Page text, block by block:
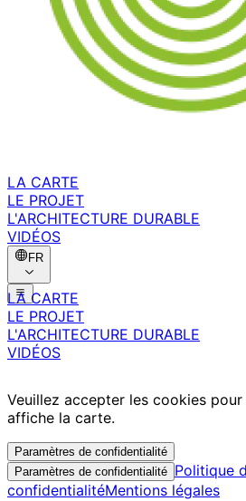
LA CARTE
LE PROJET
L'ARCHITECTURE DURABLE
VIDÉOS
FR
LA CARTE
LE PROJET
L'ARCHITECTURE DURABLE
VIDÉOS
Veuillez accepter les cookies
affiche la carte.
Paramètres de confidentialité
Paramètres de confidentialité Politique
confidentialitéMentions légales